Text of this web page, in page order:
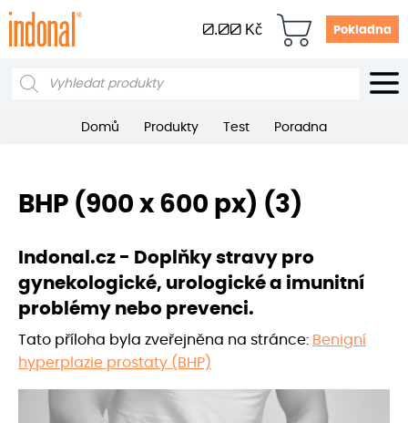
0.00 Kč Pokladna
Products
Domů Produkty Test Poradna
BHP (900 x 600 px) (3)
Indonal.cz - Doplňky stravy pro
gynekologické, urologické a imunitní
problémy nebo prevenci.
Tato příloha byla zveřejněna na stránce: Benigní
hyperplazie prostaty (BHP)